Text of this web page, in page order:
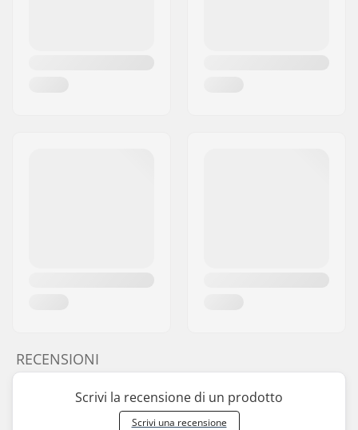
RECENSIONI
Scrivi la recensione di un prodotto
Scrivi una recensione